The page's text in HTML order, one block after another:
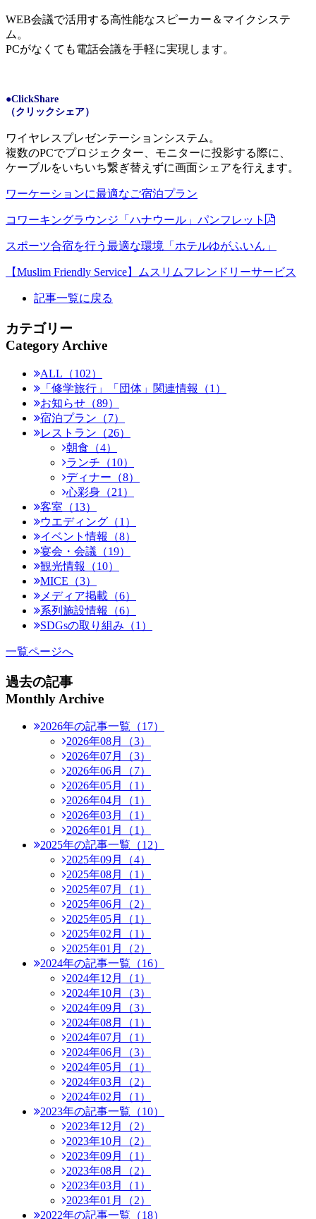
WEB会議で活用する高性能なスピーカー＆マイクシステ
ム。
PCがなくても電話会議を手軽に実現します。
●ClickShare
（クリックシェア）
ワイヤレスプレゼンテーションシステム。
複数のPCでプロジェクター、モニターに投影する際に、
ケーブルをいちいち繋ぎ替えずに画面シェアを行えます。
ワーケーションに最適なご宿泊プラン
コワーキングラウンジ「ハナウール」パンフレット
スポーツ合宿を行う最適な環境「ホテルゆがふいん」
【Muslim Friendly Service】ムスリムフレンドリーサービス
記事一覧に戻る
カテゴリー
Category Archive
ALL（102）
「修学旅行」「団体」関連情報（1）
お知らせ（89）
宿泊プラン（7）
レストラン（26）
朝食（4）
ランチ（10）
ディナー（8）
心彩身（21）
客室（13）
ウエディング（1）
イベント情報（8）
宴会・会議（19）
観光情報（10）
MICE（3）
メディア掲載（6）
系列施設情報（6）
SDGsの取り組み（1）
一覧ページへ
過去の記事
Monthly Archive
2026年の記事一覧（17）
2026年08月（3）
2026年07月（3）
2026年06月（7）
2026年05月（1）
2026年04月（1）
2026年03月（1）
2026年01月（1）
2025年の記事一覧（12）
2025年09月（4）
2025年08月（1）
2025年07月（1）
2025年06月（2）
2025年05月（1）
2025年02月（1）
2025年01月（2）
2024年の記事一覧（16）
2024年12月（1）
2024年10月（3）
2024年09月（3）
2024年08月（1）
2024年07月（1）
2024年06月（3）
2024年05月（1）
2024年03月（2）
2024年02月（1）
2023年の記事一覧（10）
2023年12月（2）
2023年10月（2）
2023年09月（1）
2023年08月（2）
2023年03月（1）
2023年01月（2）
2022年の記事一覧（18）